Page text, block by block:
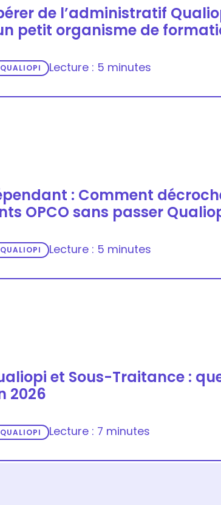
de l’administratif
petit organisme de
QUALIOPI Lecture : 5 minutes
: Comment
OPCO sans passer
QUALIOPI Lecture : 5 minutes
et Sous-Traitance :
2026
QUALIOPI Lecture : 7 minutes